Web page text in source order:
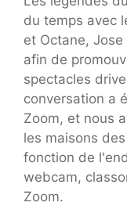
du temps avec
et Octane,
afin de
spectacles
conversation a
Zoom, et nous
les maisons
fonction de
webcam,
Zoom.